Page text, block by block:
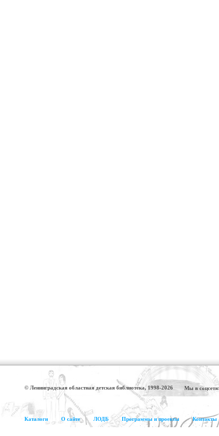
© Ленинградская областная детская библиотека, 1998-2026 Мы в
Каталоги О сайте ЛОДБ Программы и проекты Контакты